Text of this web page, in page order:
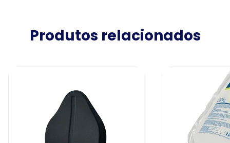
Produtos relacionados